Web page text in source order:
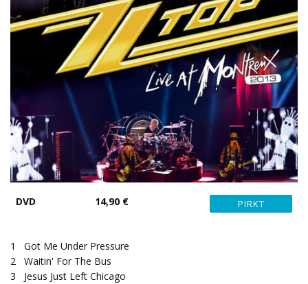
DVD 14,90 €
1
Got Me Under Pressure
2
Waitin' For The Bus
3
Jesus Just Left Chicago